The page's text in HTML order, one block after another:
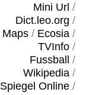
Mini Url /
Dict.leo.org /
Maps/ Ecosia/
TVInfo/
Fussball
/
Wikipedia/
Spiegel Online/